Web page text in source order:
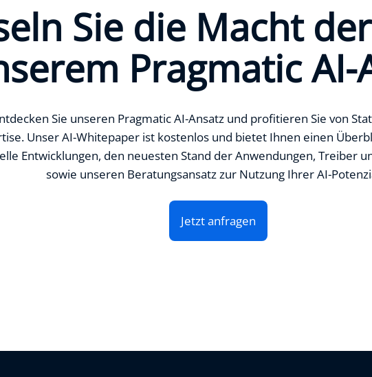
Sie die Macht
Pragmatic AI-
Sie unseren Pragmatic AI-Ansatz und profitieren Sie von
Unser AI-Whitepaper ist kostenlos und bietet Ihnen einen
Entwicklungen, den neuesten Stand der Anwendungen, Treiber
sowie unseren Beratungsansatz zur Nutzung Ihrer AI-
Jetzt anfragen